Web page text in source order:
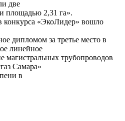
две
площадью 2,31 га».
конкурса «ЭкоЛидер» вошло
дипломом за третье место в
линейное
магистральных трубопроводов
Самара»
в